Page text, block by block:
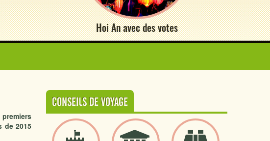
Hoi An avec des votes
de 2015
CONSEILS DE VOYAGE